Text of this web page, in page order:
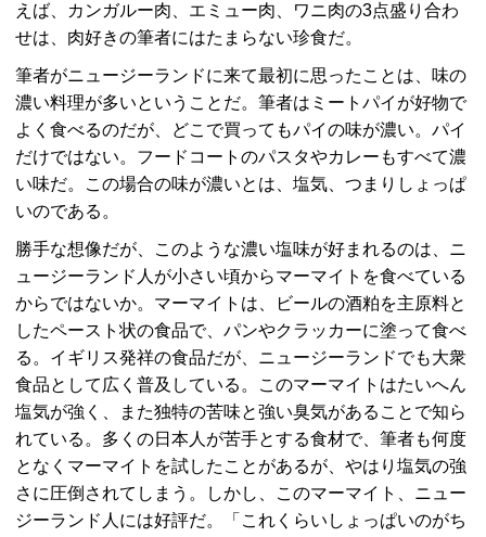
えば、カンガルー肉、エミュー肉、ワニ肉の3点盛り合わ
せは、肉好きの筆者にはたまらない珍食だ。
筆者がニュージーランドに来て最初に思ったことは、味の
濃い料理が多いということだ。筆者はミートパイが好物で
よく食べるのだが、どこで買ってもパイの味が濃い。パイ
だけではない。フードコートのパスタやカレーもすべて濃
い味だ。この場合の味が濃いとは、塩気、つまりしょっぱ
いのである。
勝手な想像だが、このような濃い塩味が好まれるのは、ニ
ュージーランド人が小さい頃からマーマイトを食べている
からではないか。マーマイトは、ビールの酒粕を主原料と
したペースト状の食品で、パンやクラッカーに塗って食べ
る。イギリス発祥の食品だが、ニュージーランドでも大衆
食品として広く普及している。このマーマイトはたいへん
塩気が強く、また独特の苦味と強い臭気があることで知ら
れている。多くの日本人が苦手とする食材で、筆者も何度
となくマーマイトを試したことがあるが、やはり塩気の強
さに圧倒されてしまう。しかし、このマーマイト、ニュー
ジーランド人には好評だ。「これくらいしょっぱいのがち